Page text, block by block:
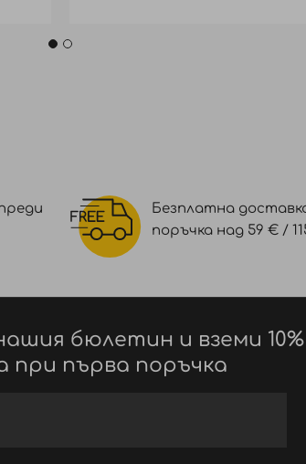
Безплатна
поръчка над 59 € /
бюлетин и вземи 10%
при първа поръчка